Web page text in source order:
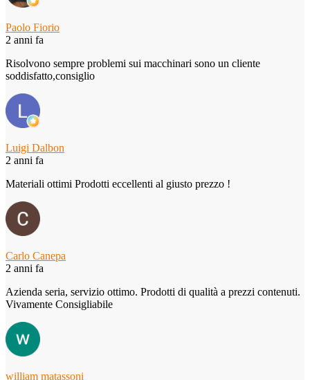
Paolo Fiorio
2 anni fa
Risolvono sempre problemi sui macchinari sono un cliente
soddisfatto,consiglio
Luigi Dalbon
2 anni fa
Materiali ottimi Prodotti eccellenti al giusto prezzo !
Carlo Canepa
2 anni fa
Azienda seria, servizio ottimo. Prodotti di qualità a prezzi contenuti.
Vivamente Consigliabile
william matassoni